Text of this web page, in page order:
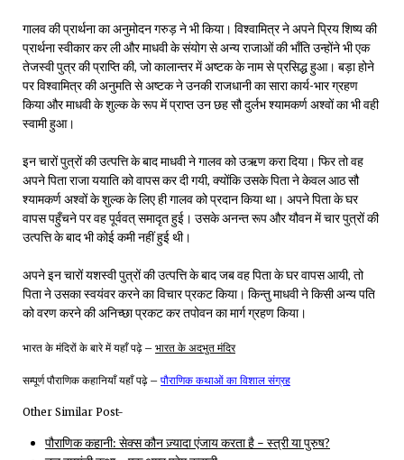
गालव की प्रार्थना का अनुमोदन गरुड़ ने भी किया। विश्वामित्र ने अपने प्रिय शिष्य की
प्रार्थना स्वीकार कर ली और माधवी के संयोग से अन्य राजाओं की भाँति उन्होंने भी एक
तेजस्वी पुत्र की प्राप्ति की, जो कालान्तर में अष्टक के नाम से प्रसिद्ध हुआ। बड़ा होने
पर विश्वामित्र की अनुमति से अष्टक ने उनकी राजधानी का सारा कार्य-भार ग्रहण
किया और माधवी के शुल्क के रूप में प्राप्त उन छह सौ दुर्लभ श्यामकर्ण अश्वों का भी वही
स्वामी हुआ।
इन चारों पुत्रों की उत्पत्ति के बाद माधवी ने गालव को उऋण करा दिया। फिर तो वह
अपने पिता राजा ययाति को वापस कर दी गयी, क्योंकि उसके पिता ने केवल आठ सौ
श्यामकर्ण अश्वों के शुल्क के लिए ही गालव को प्रदान किया था। अपने पिता के घर
वापस पहुँचने पर वह पूर्ववत् समादृत हुई। उसके अनन्त रूप और यौवन में चार पुत्रों की
उत्पत्ति के बाद भी कोई कमी नहीं हुई थी।
अपने इन चारों यशस्वी पुत्रों की उत्पत्ति के बाद जब वह पिता के घर वापस आयी, तो
पिता ने उसका स्वयंवर करने का विचार प्रकट किया। किन्तु माधवी ने किसी अन्य पति
को वरण करने की अनिच्छा प्रकट कर तपोवन का मार्ग ग्रहण किया।
भारत के मंदिरों के बारे में यहाँ पढ़े – भारत के अदभुत मंदिर
सम्पूर्ण पौराणिक कहानियाँ यहाँ पढ़े – पौराणिक कथाओं का विशाल संग्रह
Other Similar Post-
पौराणिक कहानी: सेक्स कौन ज़्यादा एंजाय करता है – स्त्री या पुरुष?